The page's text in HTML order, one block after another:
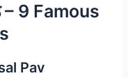
– 9 Famous
Pav